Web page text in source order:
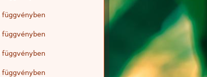
függvényben
függvényben
függvényben
függvényben